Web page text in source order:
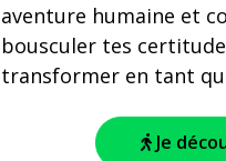
aventure humaine et
bousculer tes
transformer en tant
Je